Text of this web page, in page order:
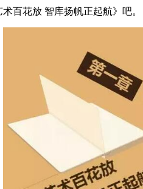
百花放 智库扬帆正起航》吧。